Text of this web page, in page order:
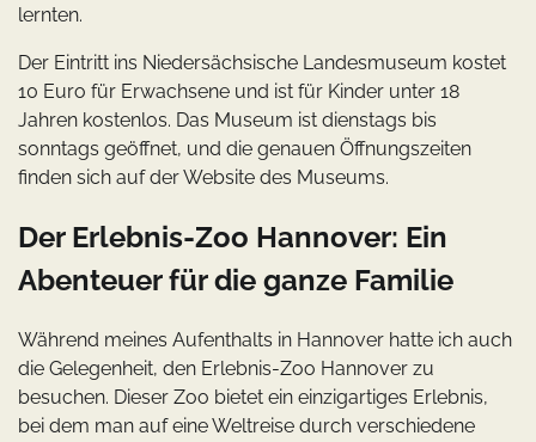
lernten.
Der Eintritt ins Niedersächsische Landesmuseum kostet
10 Euro für Erwachsene und ist für Kinder unter 18
Jahren kostenlos. Das Museum ist dienstags bis
sonntags geöffnet, und die genauen Öffnungszeiten
finden sich auf der Website des Museums.
Der Erlebnis-Zoo Hannover: Ein
Abenteuer für die ganze Familie
Während meines Aufenthalts in Hannover hatte ich auch
die Gelegenheit, den Erlebnis-Zoo Hannover zu
besuchen. Dieser Zoo bietet ein einzigartiges Erlebnis,
bei dem man auf eine Weltreise durch verschiedene